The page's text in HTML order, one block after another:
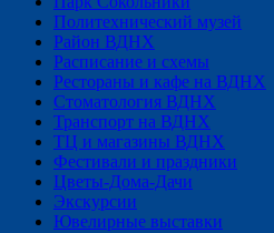
Политехнический музей
Район ВДНХ
Расписание и схемы
Рестораны и кафе на ВДНХ
Стоматология ВДНХ
Транспорт на ВДНХ
ТЦ и магазины ВДНХ
Фестивали и праздники
Цветы-Дома-Дачи
Экскурсии
Ювелирные выставки